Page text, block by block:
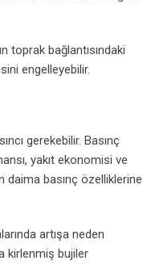
toprak bağlantısındaki
engelleyebilir.
gerekebilir. Basınç
yakıt ekonomisi ve
daima basınç özelliklerine
artışa neden
kirlenmiş bujiler